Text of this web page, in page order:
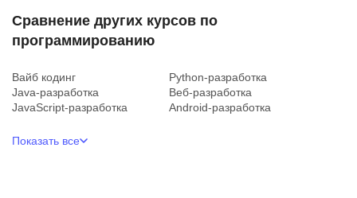
Сравнение других курсов по
программированию
Вайб кодинг
Python-разработка
Java-разработка
Веб-разработка
JavaScript-разработка
Android-разработка
Показать все